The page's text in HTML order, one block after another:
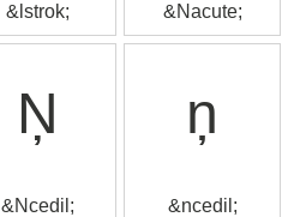
&lstrok; &Nacute;
Ņ
&Ncedil;
ņ
&ncedil;